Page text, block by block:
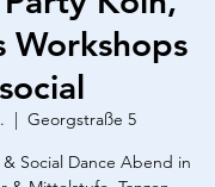
Workshops
  |
Georgstraße 5
Social Dance Abend in